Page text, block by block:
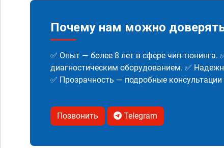
Почему нам можно
✅ Опыт — более 8 лет в сфере чип-
диагностическим оборудованием. ✅
✅ Прозрачность — подробные
Позвонить Telegram